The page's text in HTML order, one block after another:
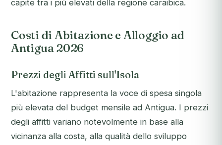
capite tra i più elevati della regione caraibica.
Costi di Abitazione e Alloggio ad
Antigua 2026
Prezzi degli Affitti sull'Isola
L'abitazione rappresenta la voce di spesa singola
più elevata del budget mensile ad Antigua. I prezzi
degli affitti variano notevolmente in base alla
vicinanza alla costa, alla qualità dello sviluppo